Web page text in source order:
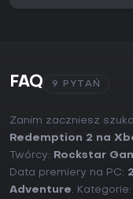
FAQ 9 PYTAŃ
Zanim zaczniesz
Redemption 2 na
Twórcy:
Rockstar
Data premiery na PC:
Adventure. Kategorie: